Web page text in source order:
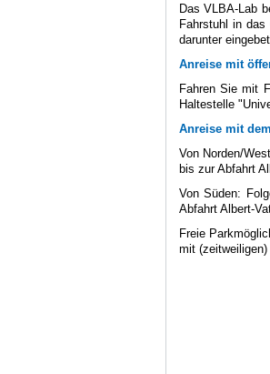
Das VLBA-Lab
Fahrstuhl in
darunter
Anreise mit
Fahren Sie mit
Haltestelle
Anreise mit
Von Norden/
bis zur Abfahrt
Von Süden:
Abfahrt Albert-
Freie
mit